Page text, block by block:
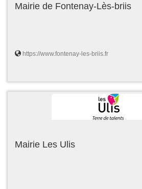
Mairie de Fontenay-Lès-briis
https://www.fontenay-les-briis.fr
Mairie Les Ulis